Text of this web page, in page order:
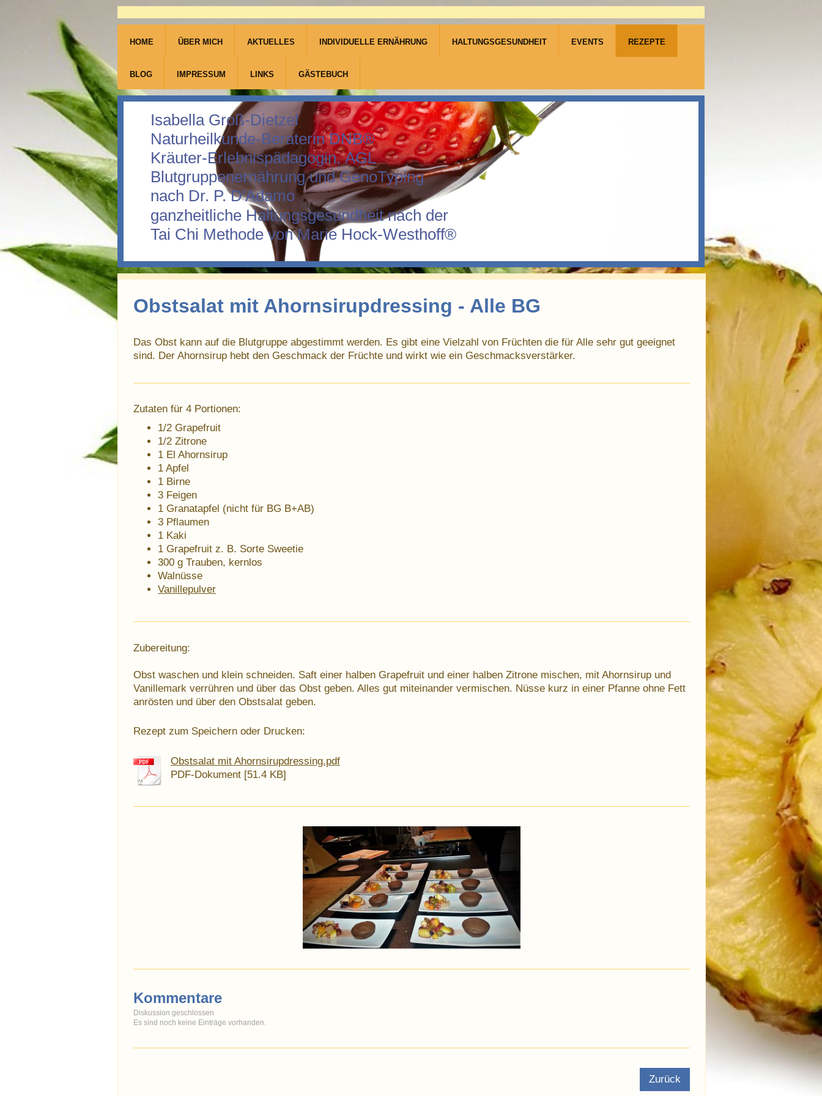
HOME ÜBER MICH AKTUELLES INDIVIDUELLE ERNÄHRUNG HALTUNGSGESUNDHEIT EVENTS REZEPTE
BLOG IMPRESSUM LINKS GÄSTEBUCH
Isabella Groß-Dietzel
Naturheilkunde-Beraterin DNB®
Kräuter-Erlebnispädagogin, AGL
Blutgruppenernährung und GenoTyping
nach Dr. P. D'Adamo
ganzheitliche Haltungsgesundheit nach der
Tai Chi Methode von Marie Hock-Westhoff®
Obstsalat mit Ahornsirupdressing - Alle BG
Das Obst kann auf die Blutgruppe abgestimmt werden. Es gibt eine Vielzahl von Früchten die für Alle sehr gut geeignet
sind. Der Ahornsirup hebt den Geschmack der Früchte und wirkt wie ein Geschmacksverstärker.
Zutaten für 4 Portionen:
1/2 Grapefruit
1/2 Zitrone
1 El Ahornsirup
1 Apfel
1 Birne
3 Feigen
1 Granatapfel (nicht für BG B+AB)
3 Pflaumen
1 Kaki
1 Grapefruit z. B. Sorte Sweetie
300 g Trauben, kernlos
Walnüsse
Vanillepulver
Zubereitung:
Obst waschen und klein schneiden. Saft einer halben Grapefruit und einer halben Zitrone mischen, mit Ahornsirup und
Vanillemark verrühren und über das Obst geben. Alles gut miteinander vermischen. Nüsse kurz in einer Pfanne ohne Fett
anrösten und über den Obstsalat geben.
Rezept zum Speichern oder Drucken:
Obstsalat mit Ahornsirupdressing.pdf
PDF-Dokument [51.4 KB]
Kommentare
Diskussion geschlossen
Es sind noch keine Einträge vorhanden.
Zurück